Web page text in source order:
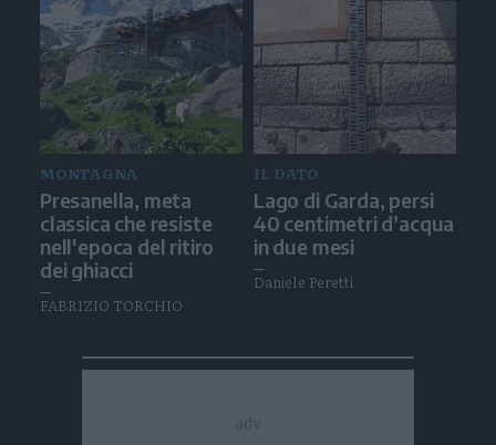
MONTAGNA
Presanella, meta
classica che resiste
nell'epoca del ritiro
dei ghiacci
FABRIZIO TORCHIO
IL DATO
Lago di Garda, persi
40 centimetri d’acqua
in due mesi
Daniele Peretti